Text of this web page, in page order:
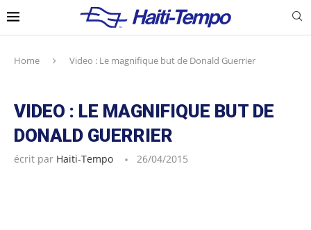
Home Video : Le magnifique but de Donald Guerrier
VIDEO : LE MAGNIFIQUE BUT DE
DONALD GUERRIER
écrit par Haiti-Tempo 26/04/2015